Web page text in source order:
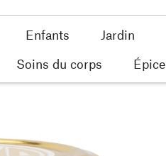
Enfants Jardin
Soins du corps